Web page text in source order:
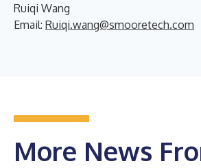
Ruiqi Wang
Email: Ruiqi.wang@smooretech.com
More News